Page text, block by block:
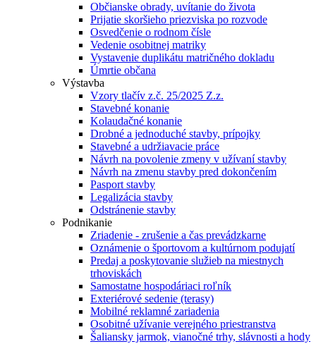
Občianske obrady, uvítanie do života
Prijatie skoršieho priezviska po rozvode
Osvedčenie o rodnom čísle
Vedenie osobitnej matriky
Vystavenie duplikátu matričného dokladu
Úmrtie občana
Výstavba
Vzory tlačív z.č. 25/2025 Z.z.
Stavebné konanie
Kolaudačné konanie
Drobné a jednoduché stavby, prípojky
Stavebné a udržiavacie práce
Návrh na povolenie zmeny v užívaní stavby
Návrh na zmenu stavby pred dokončením
Pasport stavby
Legalizácia stavby
Odstránenie stavby
Podnikanie
Zriadenie - zrušenie a čas prevádzkarne
Oznámenie o športovom a kultúrnom podujatí
Predaj a poskytovanie služieb na miestnych
trhoviskách
Samostatne hospodáriaci roľník
Exteriérové sedenie (terasy)
Mobilné reklamné zariadenia
Osobitné užívanie verejného priestranstva
Šaliansky jarmok, vianočné trhy, slávnosti a hody